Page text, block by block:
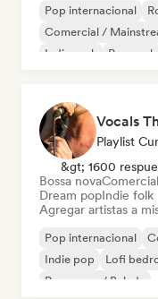
Pop internacional
Comercial /
Indie rock
Pop rock
Vocals
Playlist
&gt; 1600
Bossa nova
Dream popIndie folk
Agregar artistas a
Pop internacional
Indie pop
Lofi
Pop suave / Balada